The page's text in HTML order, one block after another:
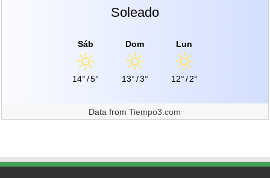
Soleado
Sáb
14°/5°
Dom
13°/3°
Lun
12°/2°
Data fromTiempo3.com